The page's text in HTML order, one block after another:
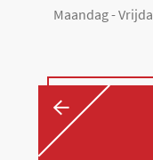
Maandag -
←